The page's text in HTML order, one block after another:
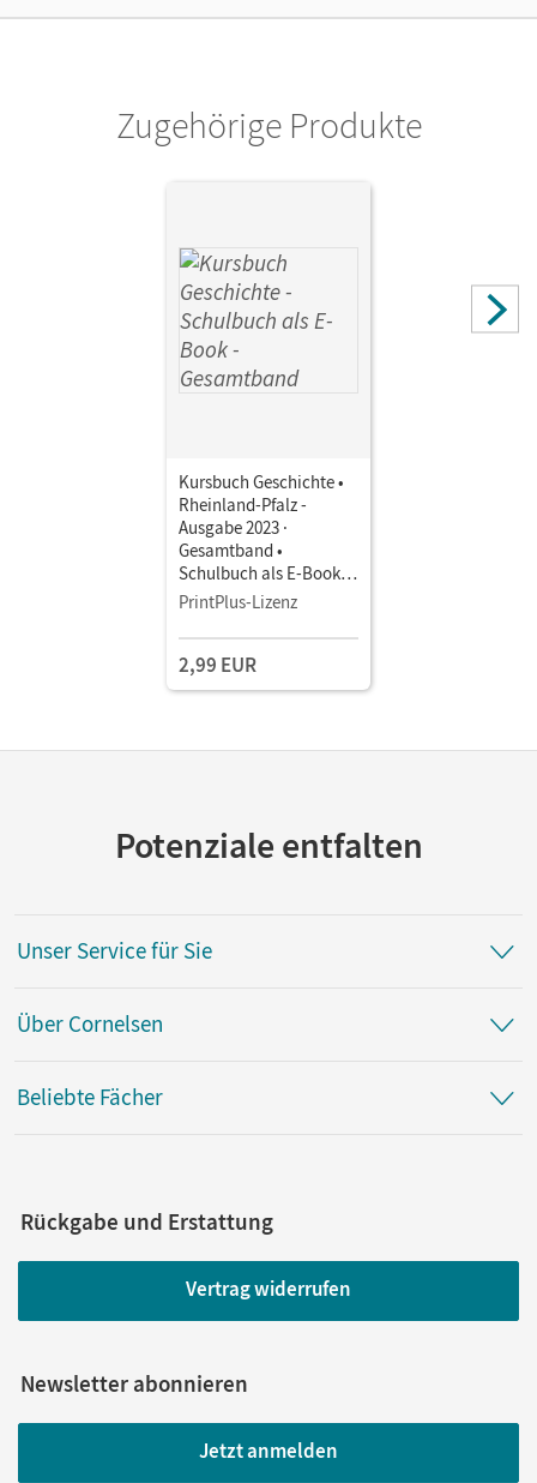
Privatpersonen, die nur mit dem E-Book arbeiten.
Zugehörige Produkte
Kursbuch Geschichte •
Rheinland-Pfalz -
Ausgabe 2023 ·
Gesamtband •
Schulbuch als E-Book
Mit Medien
PrintPlus-Lizenz
2,99 EUR
Potenziale entfalten
Unser Service für Sie
Über Cornelsen
Beliebte Fächer
Rückgabe und Erstattung
Vertrag widerrufen
Newsletter abonnieren
Jetzt anmelden